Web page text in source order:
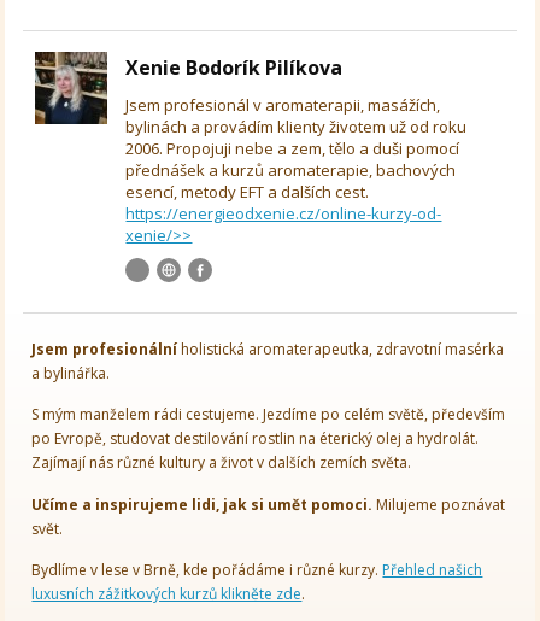
Xenie Bodorík Pilíkova
Jsem profesionál v aromaterapii, masážích,
bylinách a provádím klienty životem už od roku
2006. Propojuji nebe a zem, tělo a duši pomocí
přednášek a kurzů aromaterapie, bachových
esencí, metody EFT a dalších cest.
https://energieodxenie.cz/online-kurzy-od-
xenie/>>
Jsem profesionálníholistická aromaterapeutka, zdravotní masérka
a bylinářka.
S mým manželem rádi cestujeme. Jezdíme po celém světě, především
po Evropě, studovat destilování rostlin na éterický olej a hydrolát.
Zajímají nás různé kultury a život v dalších zemích světa.
Učíme a inspirujeme lidi, jak si umět pomoci. Milujeme poznávat
svět.
Bydlíme v lese v Brně, kde pořádáme i různé kurzy. Přehled našich
luxusních zážitkových kurzů klikněte zde.